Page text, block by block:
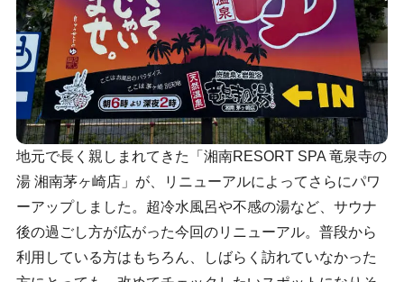
地元で長く親しまれてきた「湘南RESORT SPA 竜泉寺の
湯 湘南茅ヶ崎店」が、リニューアルによってさらにパワ
ーアップしました。超冷水風呂や不感の湯など、サウナ
後の過ごし方が広がった今回のリニューアル。普段から
利用している方はもちろん、しばらく訪れていなかった